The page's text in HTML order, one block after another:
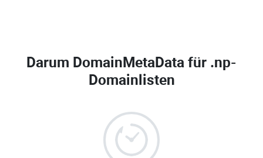
Darum DomainMetaData für .np-
Domainlisten